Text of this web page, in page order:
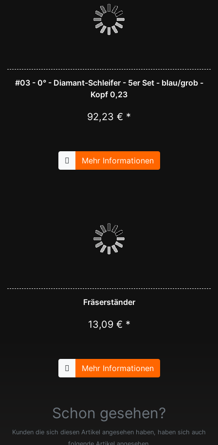
#03 - 0° - Diamant-Schleifer - 5er Set - blau/grob -
Kopf 0,23
92,23 € *
Mehr Informationen
Fräserständer
13,09 € *
Mehr Informationen
Schon gesehen?
Kunden die sich diesen Artikel angesehen haben, haben sich auch